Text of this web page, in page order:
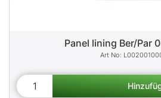
Panel lining Ber/Par